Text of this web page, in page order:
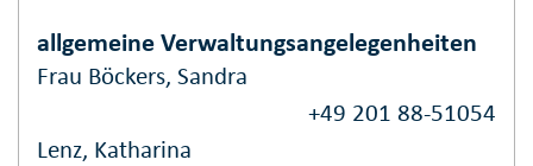
allgemeine Verwaltungsangelegenheiten
Frau Böckers, Sandra
+49 201 88-51054
Lenz, Katharina